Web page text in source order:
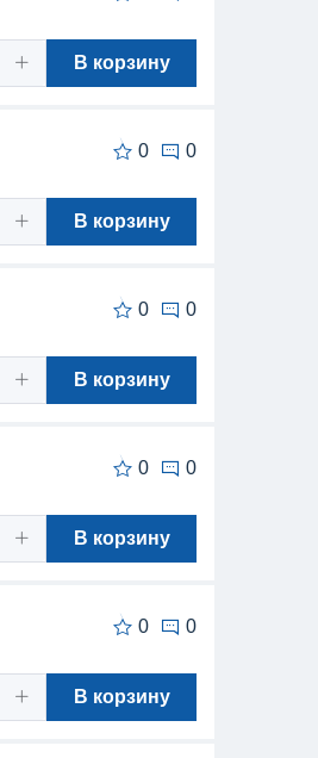
В корзину
0 0
В корзину
0 0
В корзину
0 0
В корзину
0 0
В корзину